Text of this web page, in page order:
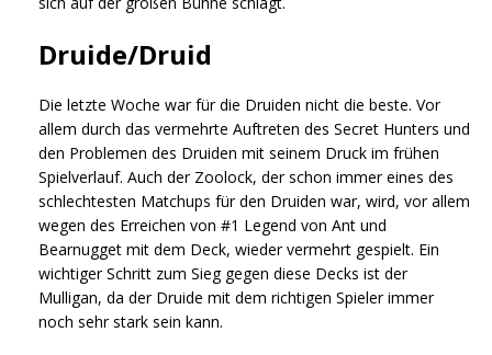
Druide/Druid
Die letzte Woche war für die Druiden nicht die beste. Vor
allem durch das vermehrte Auftreten des Secret Hunters und
den Problemen des Druiden mit seinem Druck im frühen
Spielverlauf. Auch der Zoolock, der schon immer eines des
schlechtesten Matchups für den Druiden war, wird, vor allem
wegen des Erreichen von #1 Legend von Ant und
Bearnugget mit dem Deck, wieder vermehrt gespielt. Ein
wichtiger Schritt zum Sieg gegen diese Decks ist der
Mulligan, da der Druide mit dem richtigen Spieler immer
noch sehr stark sein kann.